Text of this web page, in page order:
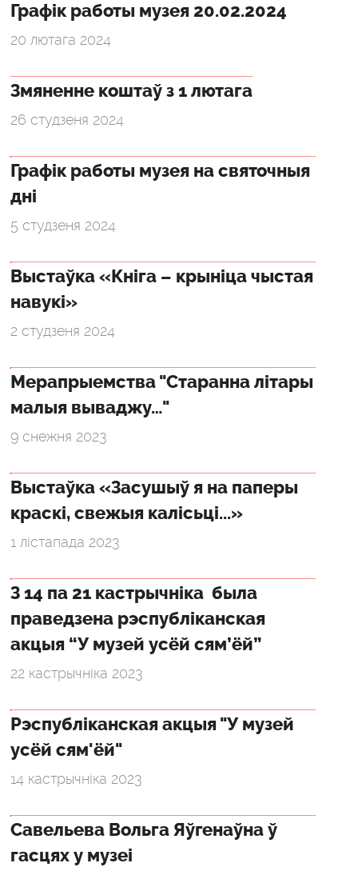
Графік работы музея 20.02.2024
20 лютага 2024
Змяненне коштаў з 1 лютага
26 студзеня 2024
Графік работы музея на святочныя
дні
5 студзеня 2024
Выстаўка «Кніга – крыніца чыстая
навукі»
2 студзеня 2024
Мерапрыемства "Старанна літары
малыя вываджу…"
9 снежня 2023
Выстаўка «Засушыў я на паперы
краскі, свежыя калісьці...»
1 лістапада 2023
З 14 па 21 кастрычніка была
праведзена рэспубліканская
акцыя “У музей усёй сям’ёй”
22 кастрычніка 2023
Рэспубліканская акцыя "У музей
усёй сям'ёй"
14 кастрычніка 2023
Савельева Вольга Яўгенаўна ў
гасцях у музеі